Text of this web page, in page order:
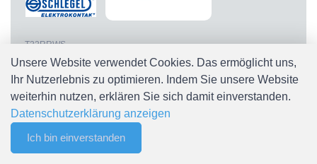
Merkliste
T22RRWS
T22RRWS Tasterkappe flach, transparent weiß T22RRWS
CHF 0.30
Sofort lieferbar
Unsere Website verwendet Cookies. Das ermöglicht uns,
Ihr Nutzerlebnis zu optimieren. Indem Sie unsere Website
weiterhin nutzen, erklären Sie sich damit einverstanden.
Datenschutzerklärung anzeigen
Ich bin einverstanden